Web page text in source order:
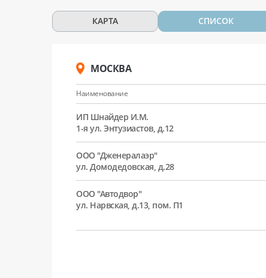
КАРТА СПИСОК
МОСКВА
Наименование
ИП Шнайдер И.М.
1-я ул. Энтузиастов, д.12
ООО "Дженералаэр"
ул. Домодедовская, д.28
ООО "Автодвор"
ул. Нарвская, д.13, пом. П1